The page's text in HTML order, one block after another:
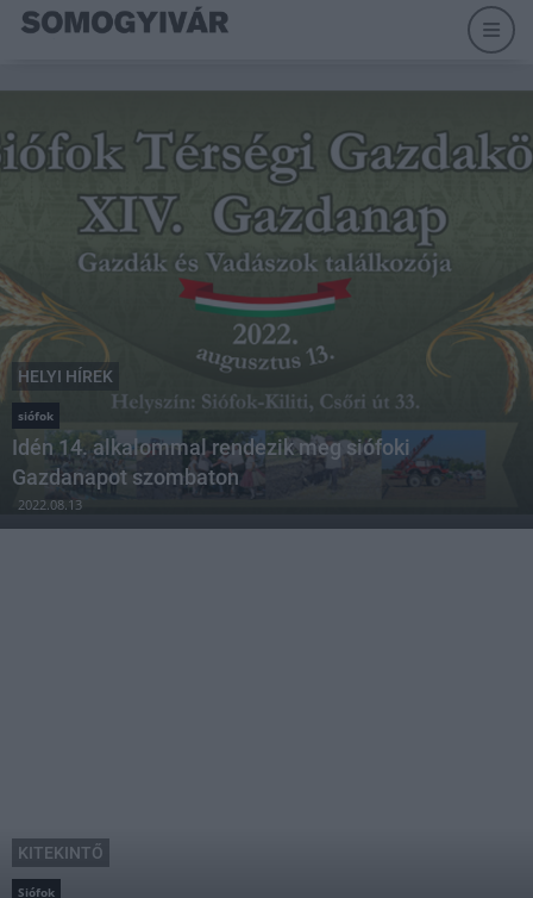
HELYI HÍREK
siófok
Idén 14. alkalommal rendezik meg siófoki
Gazdanapot szombaton
2022.08.13
KITEKINTŐ
Siófok